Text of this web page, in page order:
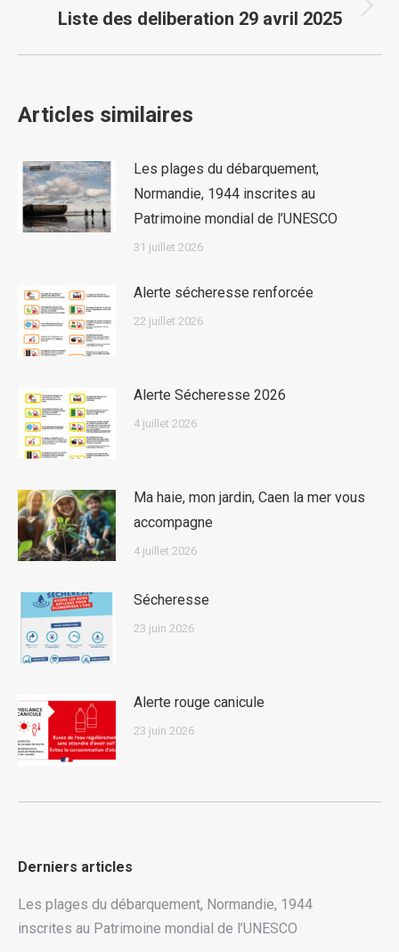
Article
Liste des deliberation 29 avril 2025
Articles similaires
Les plages du débarquement,
Normandie, 1944 inscrites au
Patrimoine mondial de l’UNESCO
31 juillet 2026
Alerte sécheresse renforcée
22 juillet 2026
Alerte Sécheresse 2026
4 juillet 2026
Ma haie, mon jardin, Caen la mer vous
accompagne
4 juillet 2026
Sécheresse
23 juin 2026
Alerte rouge canicule
23 juin 2026
Derniers articles
Les plages du débarquement, Normandie, 1944
inscrites au Patrimoine mondial de l’UNESCO